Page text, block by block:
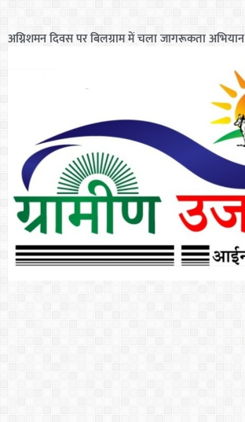
अग्निशमन दिवस पर बिलग्राम में चला जागरूकता अभियान